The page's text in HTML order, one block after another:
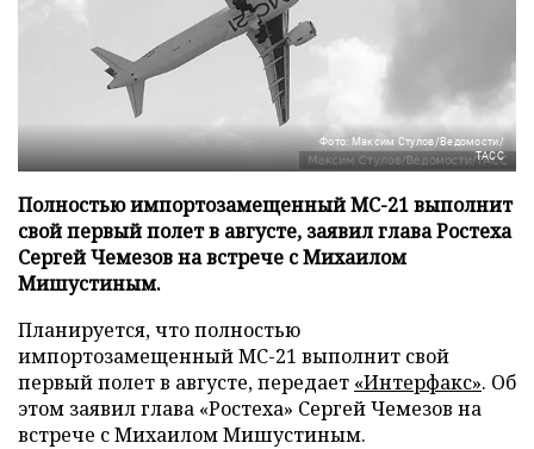
Фото: Максим Стулов/Ведомости/
ТАСС
Полностью импортозамещенный МС-21 выполнит
свой первый полет в августе, заявил глава Ростеха
Сергей Чемезов на встрече с Михаилом
Мишустиным.
Планируется, что полностью
импортозамещенный МС-21 выполнит свой
первый полет в августе, передает «Интерфакс». Об
этом заявил глава «Ростеха» Сергей Чемезов на
встрече с Михаилом Мишустиным.